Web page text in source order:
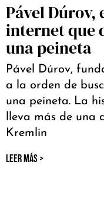
Pável
internet que
una peineta
Pável Dúrov,
a la orden de
una peineta. La
lleva más de
Kremlin
LEER MÁS >